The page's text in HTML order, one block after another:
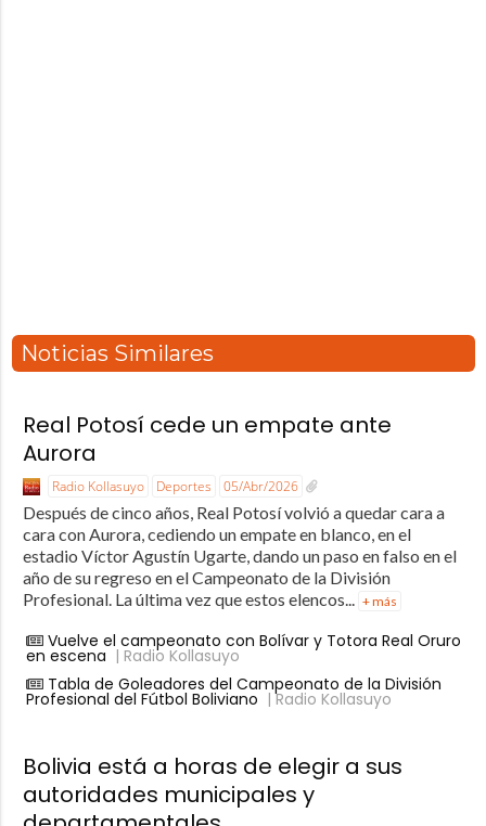
Noticias Similares
Real Potosí cede un empate ante
Aurora
Radio Kollasuyo Deportes 05/Abr/2026
Después de cinco años, Real Potosí volvió a quedar cara a
cara con Aurora, cediendo un empate en blanco, en el
estadio Víctor Agustín Ugarte, dando un paso en falso en el
año de su regreso en el Campeonato de la División
Profesional. La última vez que estos elencos... + más
Vuelve el campeonato con Bolívar y Totora Real Oruro
en escena | Radio Kollasuyo
Tabla de Goleadores del Campeonato de la División
Profesional del Fútbol Boliviano | Radio Kollasuyo
Bolivia está a horas de elegir a sus
autoridades municipales y